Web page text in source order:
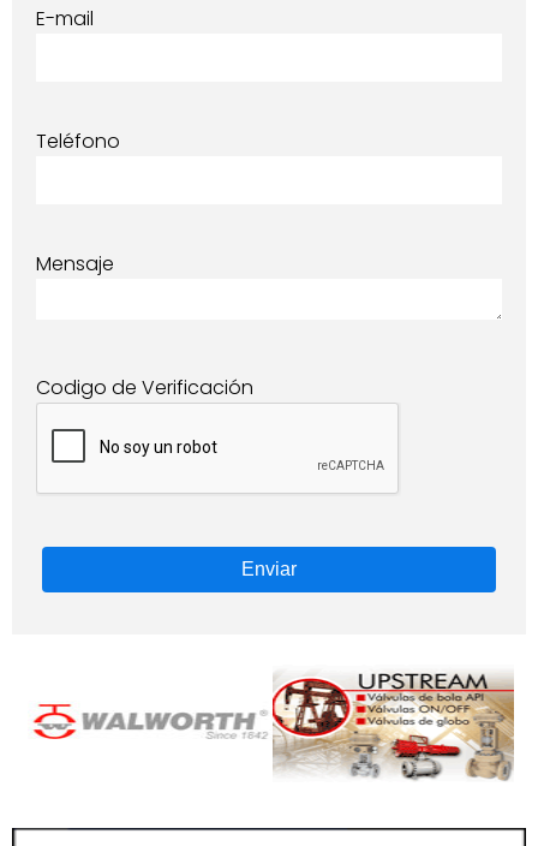
E-mail
Teléfono
Mensaje
Codigo de Verificación
Enviar